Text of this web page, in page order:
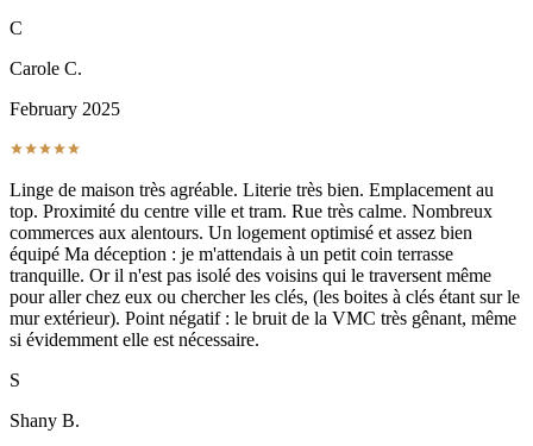
C
Carole C.
February 2025
Linge de maison très agréable. Literie très bien. Emplacement au
top. Proximité du centre ville et tram. Rue très calme. Nombreux
commerces aux alentours. Un logement optimisé et assez bien
équipé Ma déception : je m'attendais à un petit coin terrasse
tranquille. Or il n'est pas isolé des voisins qui le traversent même
pour aller chez eux ou chercher les clés, (les boites à clés étant sur le
mur extérieur). Point négatif : le bruit de la VMC très gênant, même
si évidemment elle est nécessaire.
S
Shany B.